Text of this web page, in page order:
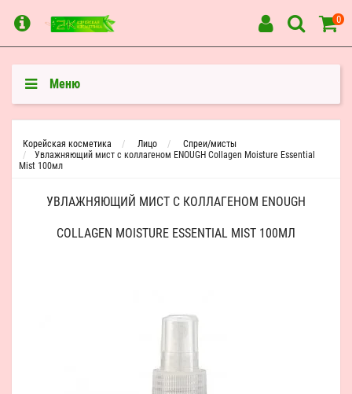
0
Меню
Корейская косметика Лицо
Спреи/мисты
Увлажняющий мист с коллагеном ENOUGH Collagen Moisture Essential
Mist 100мл
УВЛАЖНЯЮЩИЙ МИСТ С КОЛЛАГЕНОМ ENOUGH
COLLAGEN MOISTURE ESSENTIAL MIST 100МЛ